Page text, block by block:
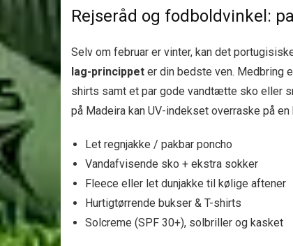
Rejseråd og fodboldvinkel:
Selv om februar er vinter, kan det
lag-princippet er din bedste ven. Medbring
shirts samt et par gode vandtætte sko eller
på Madeira kan UV-indekset overraske på en
Let regnjakke / pakbar poncho
Vandafvisende sko + ekstra sokker
Fleece eller let dunjakke til kølige aftener
Hurtigtørrende bukser & T-shirts
Solcreme (SPF 30+), solbriller og kasket